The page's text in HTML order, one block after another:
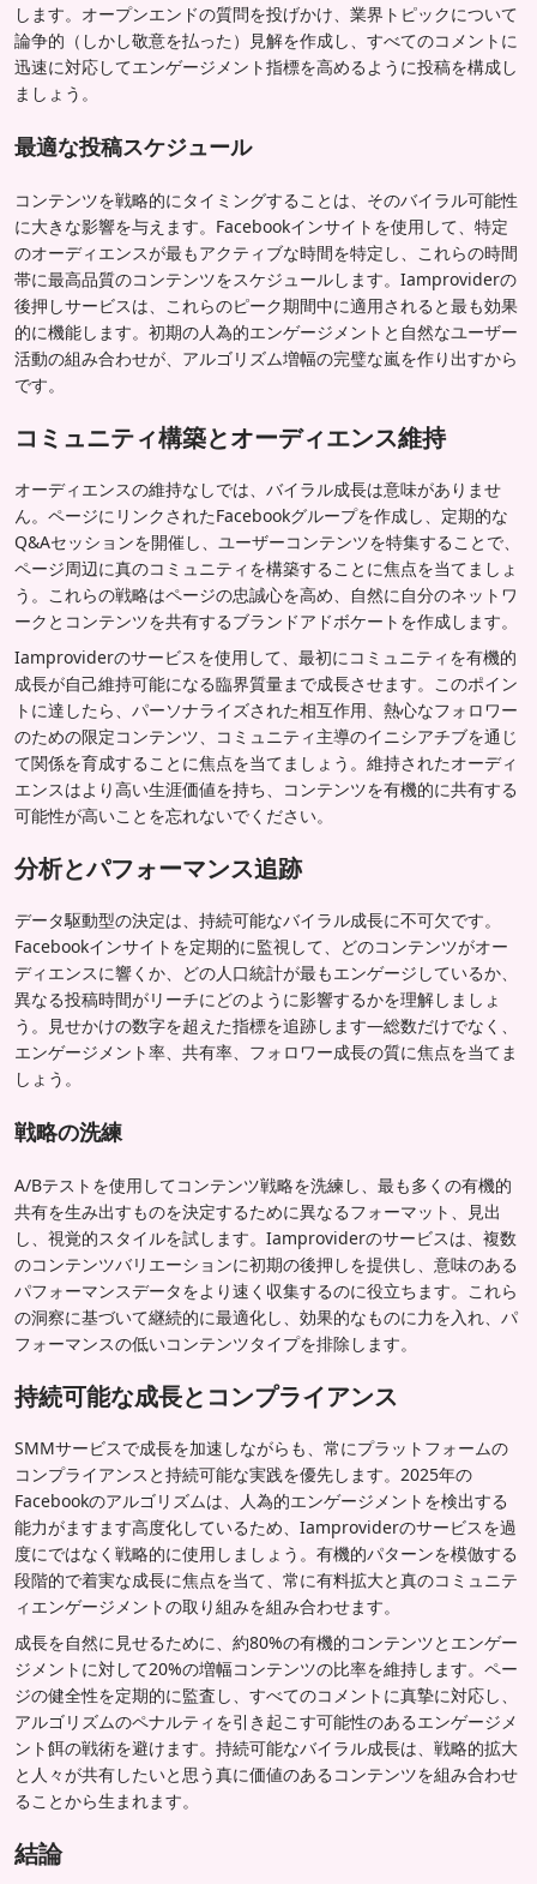
します。オープンエンドの質問を投げかけ、業界トピックについて
論争的（しかし敬意を払った）見解を作成し、すべてのコメントに
迅速に対応してエンゲージメント指標を高めるように投稿を構成し
ましょう。
最適な投稿スケジュール
コンテンツを戦略的にタイミングすることは、そのバイラル可能性
に大きな影響を与えます。Facebookインサイトを使用して、特定
のオーディエンスが最もアクティブな時間を特定し、これらの時間
帯に最高品質のコンテンツをスケジュールします。Iamproviderの
後押しサービスは、これらのピーク期間中に適用されると最も効果
的に機能します。初期の人為的エンゲージメントと自然なユーザー
活動の組み合わせが、アルゴリズム増幅の完璧な嵐を作り出すから
です。
コミュニティ構築とオーディエンス維持
オーディエンスの維持なしでは、バイラル成長は意味がありませ
ん。ページにリンクされたFacebookグループを作成し、定期的な
Q&Aセッションを開催し、ユーザーコンテンツを特集することで、
ページ周辺に真のコミュニティを構築することに焦点を当てましょ
う。これらの戦略はページの忠誠心を高め、自然に自分のネットワ
ークとコンテンツを共有するブランドアドボケートを作成します。
Iamproviderのサービスを使用して、最初にコミュニティを有機的
成長が自己維持可能になる臨界質量まで成長させます。このポイン
トに達したら、パーソナライズされた相互作用、熱心なフォロワー
のための限定コンテンツ、コミュニティ主導のイニシアチブを通じ
て関係を育成することに焦点を当てましょう。維持されたオーディ
エンスはより高い生涯価値を持ち、コンテンツを有機的に共有する
可能性が高いことを忘れないでください。
分析とパフォーマンス追跡
データ駆動型の決定は、持続可能なバイラル成長に不可欠です。
Facebookインサイトを定期的に監視して、どのコンテンツがオー
ディエンスに響くか、どの人口統計が最もエンゲージしているか、
異なる投稿時間がリーチにどのように影響するかを理解しましょ
う。見せかけの数字を超えた指標を追跡します—総数だけでなく、
エンゲージメント率、共有率、フォロワー成長の質に焦点を当てま
しょう。
戦略の洗練
A/Bテストを使用してコンテンツ戦略を洗練し、最も多くの有機的
共有を生み出すものを決定するために異なるフォーマット、見出
し、視覚的スタイルを試します。Iamproviderのサービスは、複数
のコンテンツバリエーションに初期の後押しを提供し、意味のある
パフォーマンスデータをより速く収集するのに役立ちます。これら
の洞察に基づいて継続的に最適化し、効果的なものに力を入れ、パ
フォーマンスの低いコンテンツタイプを排除します。
持続可能な成長とコンプライアンス
SMMサービスで成長を加速しながらも、常にプラットフォームの
コンプライアンスと持続可能な実践を優先します。2025年の
Facebookのアルゴリズムは、人為的エンゲージメントを検出する
能力がますます高度化しているため、Iamproviderのサービスを過
度にではなく戦略的に使用しましょう。有機的パターンを模倣する
段階的で着実な成長に焦点を当て、常に有料拡大と真のコミュニテ
ィエンゲージメントの取り組みを組み合わせます。
成長を自然に見せるために、約80%の有機的コンテンツとエンゲー
ジメントに対して20%の増幅コンテンツの比率を維持します。ペー
ジの健全性を定期的に監査し、すべてのコメントに真摯に対応し、
アルゴリズムのペナルティを引き起こす可能性のあるエンゲージメ
ント餌の戦術を避けます。持続可能なバイラル成長は、戦略的拡大
と人々が共有したいと思う真に価値のあるコンテンツを組み合わせ
ることから生まれます。
結論